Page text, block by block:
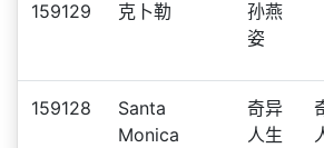
159129 克卜勒
孙燕
姿
159128
Santa
Monica
奇异
人生